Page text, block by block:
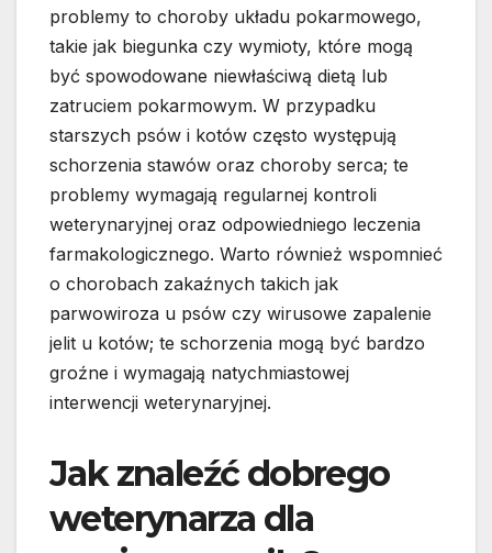
problemy to choroby układu pokarmowego,
takie jak biegunka czy wymioty, które mogą
być spowodowane niewłaściwą dietą lub
zatruciem pokarmowym. W przypadku
starszych psów i kotów często występują
schorzenia stawów oraz choroby serca; te
problemy wymagają regularnej kontroli
weterynaryjnej oraz odpowiedniego leczenia
farmakologicznego. Warto również wspomnieć
o chorobach zakaźnych takich jak
parwowiroza u psów czy wirusowe zapalenie
jelit u kotów; te schorzenia mogą być bardzo
groźne i wymagają natychmiastowej
interwencji weterynaryjnej.
Jak znaleźć dobrego
weterynarza dla